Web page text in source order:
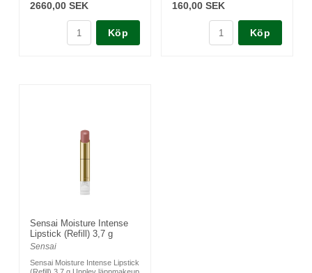
2660,00 SEK
Köp
160,00 SEK
Köp
Sensai Moisture Intense
Lipstick (Refill) 3,7 g
Sensai
Sensai Moisture Intense Lipstick
(Refill) 3,7 g Upplev läppmakeup